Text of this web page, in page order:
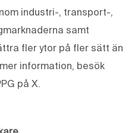
industri-, transport-,
samt
fler ytor på fler sätt än
information, besök
på X.